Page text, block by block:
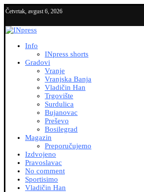
Četvrtak, avgust 6, 2026
Info
INpress shorts
Gradovi
Vranje
Vranjska Banja
Vladičin Han
Trgovište
Surdulica
Bujanovac
Preševo
Bosilegrad
Magazin
Preporučujemo
Izdvojeno
Pravoslavac
No comment
Sportisimo
Vladičin Han